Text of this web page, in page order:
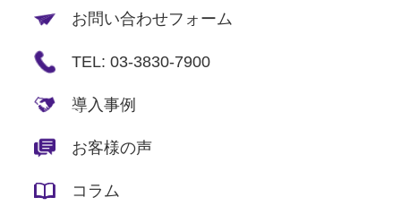
お問い合わせフォーム
TEL: 03-3830-7900
導入事例
お客様の声
コラム